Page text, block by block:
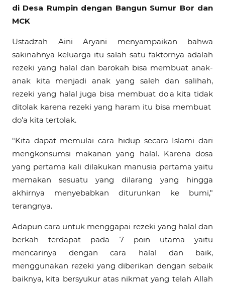
di Desa Rumpin dengan Bangun Sumur Bor dan
MCK
Ustadzah Aini Aryani menyampaikan bahwa
sakinahnya keluarga itu salah satu faktornya adalah
rezeki yang halal dan barokah bisa membuat anak-
anak kita menjadi anak yang saleh dan salihah,
rezeki yang halal juga bisa membuat do'a kita tidak
ditolak karena rezeki yang haram itu bisa membuat
do'a kita tertolak.
"Kita dapat memulai cara hidup secara Islami dari
mengkonsumsi makanan yang halal. Karena dosa
yang pertama kali dilakukan manusia pertama yaitu
memakan sesuatu yang dilarang yang hingga
akhirnya menyebabkan diturunkan ke bumi,"
terangnya.
Adapun cara untuk menggapai rezeki yang halal dan
berkah terdapat pada 7 poin utama yaitu
mencarinya dengan cara halal dan baik,
menggunakan rezeki yang diberikan dengan sebaik
baiknya, kita bersyukur atas nikmat yang telah Allah